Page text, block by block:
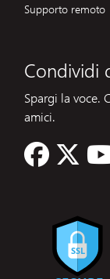
Supporto remoto
Condividi
Spargi la voce.
amici.